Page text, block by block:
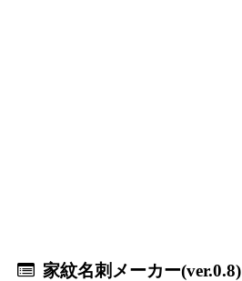
家紋名刺メーカー(ver.0.8)